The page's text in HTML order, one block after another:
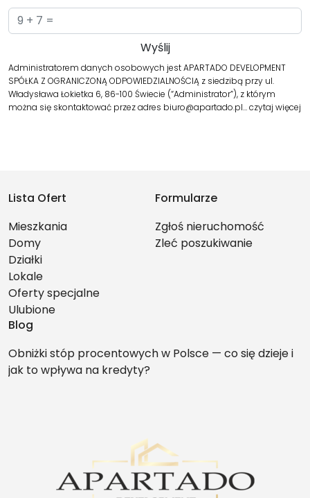
Administratorem danych osobowych jest APARTADO DEVELOPMENT
SPÓŁKA Z OGRANICZONĄ ODPOWIEDZIALNOŚCIĄ z siedzibą przy ul.
Władysława Łokietka 6, 86-100 Świecie (“Administrator”), z którym
można się skontaktować przez adres biuro@apartado.pl…czytaj więcej
Lista Ofert
Mieszkania
Domy
Działki
Lokale
Oferty specjalne
Ulubione
Formularze
Zgłoś nieruchomość
Zleć poszukiwanie
Blog
Obniżki stóp procentowych w Polsce — co się dzieje i
jak to wpływa na kredyty?